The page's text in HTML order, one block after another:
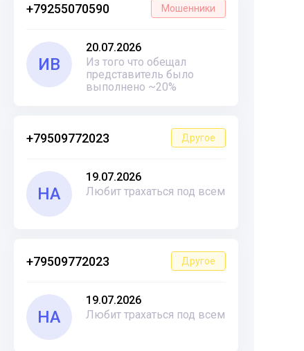
+79255070590 Мошенники
ИВ
20.07.2026
Из того что обещал
представитель было
выполнено ~20%
+79509772023 Другое
НА
19.07.2026
Любит трахаться под всем
+79509772023 Другое
НА
19.07.2026
Любит трахаться под всем